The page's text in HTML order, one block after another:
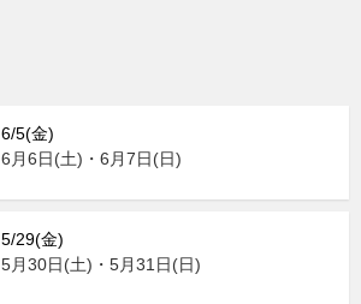
6/5(金)
6月6日(土)・6月7日(日)
5/29(金)
5月30日(土)・5月31日(日)